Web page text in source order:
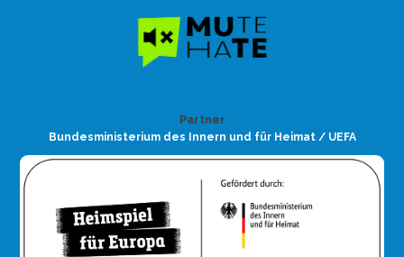
Partner
Bundesministerium des Innern und für Heimat / UEFA